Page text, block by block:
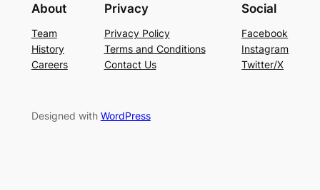
About
Team
History
Careers
Privacy
Privacy Policy
Terms and Conditions
Contact Us
Social
Facebook
Instagram
Twitter/X
Designed with WordPress